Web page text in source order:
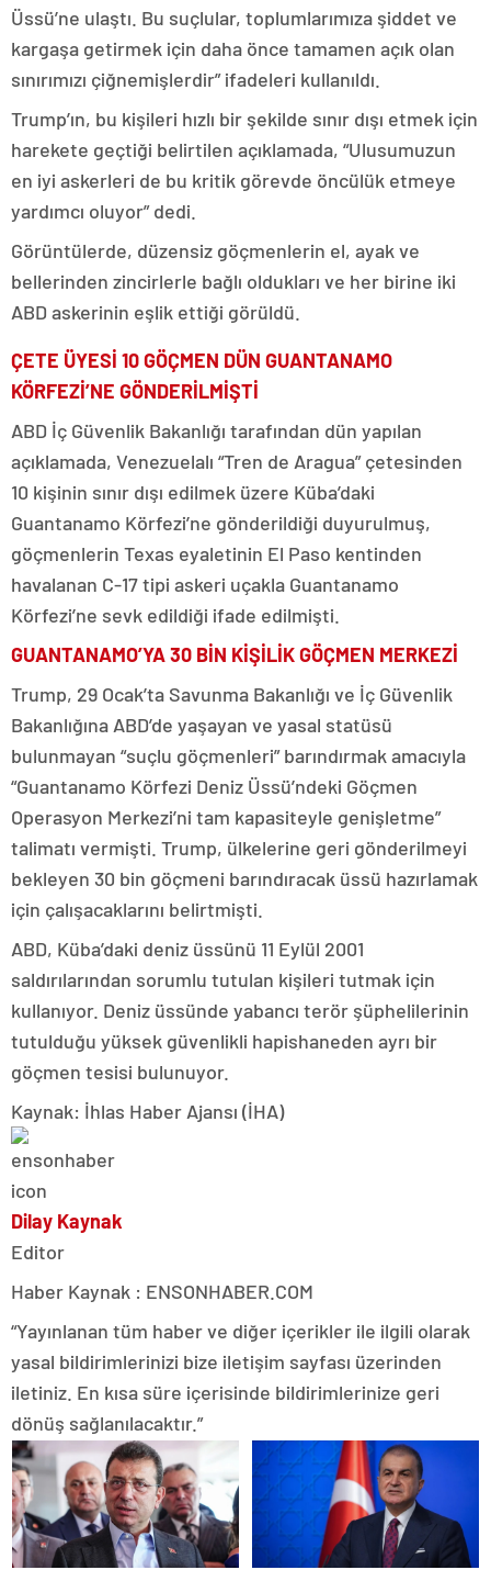
Üssü’ne ulaştı. Bu suçlular, toplumlarımıza şiddet ve
kargaşa getirmek için daha önce tamamen açık olan
sınırımızı çiğnemişlerdir” ifadeleri kullanıldı.
Trump’ın, bu kişileri hızlı bir şekilde sınır dışı etmek için
harekete geçtiği belirtilen açıklamada, “Ulusumuzun
en iyi askerleri de bu kritik görevde öncülük etmeye
yardımcı oluyor” dedi.
Görüntülerde, düzensiz göçmenlerin el, ayak ve
bellerinden zincirlerle bağlı oldukları ve her birine iki
ABD askerinin eşlik ettiği görüldü.
ÇETE ÜYESİ 10 GÖÇMEN DÜN GUANTANAMO
KÖRFEZİ’NE GÖNDERİLMİŞTİ
ABD İç Güvenlik Bakanlığı tarafından dün yapılan
açıklamada, Venezuelalı “Tren de Aragua” çetesinden
10 kişinin sınır dışı edilmek üzere Küba’daki
Guantanamo Körfezi’ne gönderildiği duyurulmuş,
göçmenlerin Texas eyaletinin El Paso kentinden
havalanan C-17 tipi askeri uçakla Guantanamo
Körfezi’ne sevk edildiği ifade edilmişti.
GUANTANAMO’YA 30 BİN KİŞİLİK GÖÇMEN MERKEZİ
Trump, 29 Ocak’ta Savunma Bakanlığı ve İç Güvenlik
Bakanlığına ABD’de yaşayan ve yasal statüsü
bulunmayan “suçlu göçmenleri” barındırmak amacıyla
“Guantanamo Körfezi Deniz Üssü’ndeki Göçmen
Operasyon Merkezi’ni tam kapasiteyle genişletme”
talimatı vermişti. Trump, ülkelerine geri gönderilmeyi
bekleyen 30 bin göçmeni barındıracak üssü hazırlamak
için çalışacaklarını belirtmişti.
ABD, Küba’daki deniz üssünü 11 Eylül 2001
saldırılarından sorumlu tutulan kişileri tutmak için
kullanıyor. Deniz üssünde yabancı terör şüphelilerinin
tutulduğu yüksek güvenlikli hapishaneden ayrı bir
göçmen tesisi bulunuyor.
Kaynak: İhlas Haber Ajansı (İHA)
Dilay Kaynak
Editor
Haber Kaynak : ENSONHABER.COM
“Yayınlanan tüm haber ve diğer içerikler ile ilgili olarak
yasal bildirimlerinizi bize iletişim sayfası üzerinden
iletiniz. En kısa süre içerisinde bildirimlerinize geri
dönüş sağlanılacaktır.”